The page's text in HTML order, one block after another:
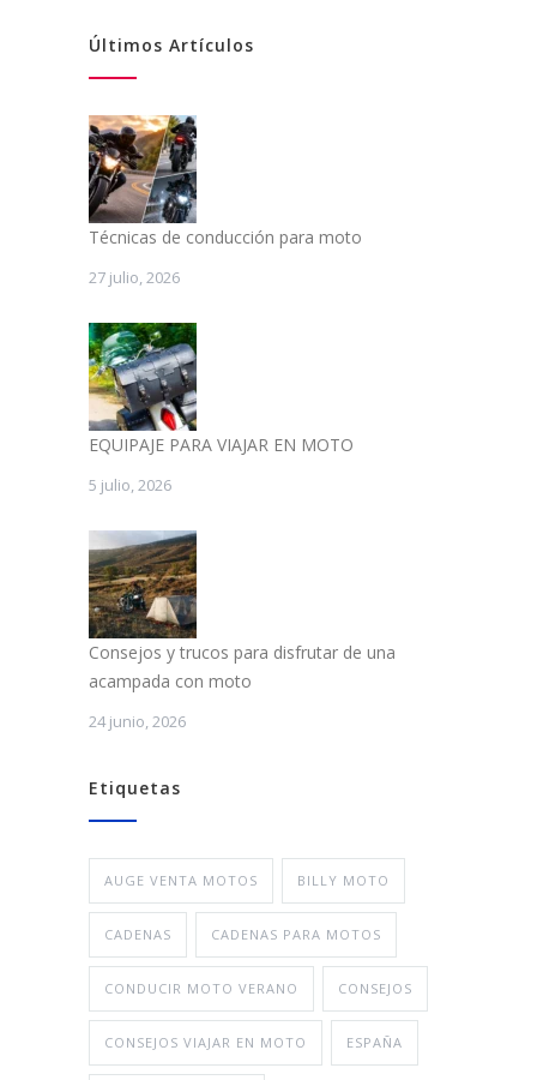
Últimos Artículos
Técnicas de conducción para moto
27 julio, 2026
EQUIPAJE PARA VIAJAR EN MOTO
5 julio, 2026
Consejos y trucos para disfrutar de una
acampada con moto
24 junio, 2026
Etiquetas
AUGE VENTA MOTOS BILLY MOTO
CADENAS CADENAS PARA MOTOS
CONDUCIR MOTO VERANO CONSEJOS
CONSEJOS VIAJAR EN MOTO ESPAÑA